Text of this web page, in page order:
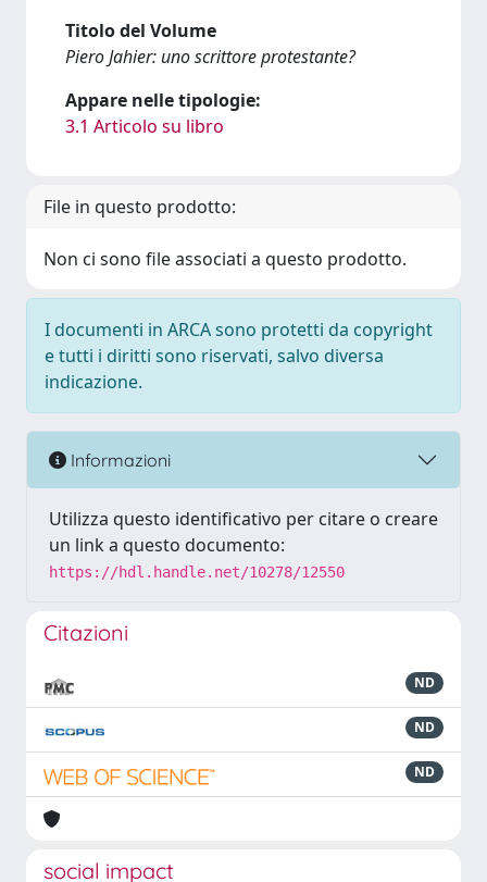
Titolo del Volume
Piero Jahier: uno scrittore protestante?
Appare nelle tipologie:
3.1 Articolo su libro
File in questo prodotto:
Non ci sono file associati a questo prodotto.
I documenti in ARCA sono protetti da copyright
e tutti i diritti sono riservati, salvo diversa
indicazione.
Informazioni
Utilizza questo identificativo per citare o creare
un link a questo documento:
https://hdl.handle.net/10278/12550
Citazioni
ND
ND
ND
social impact